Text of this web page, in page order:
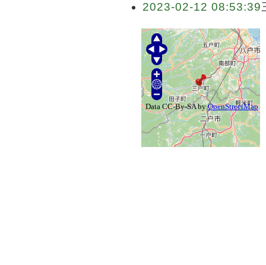
2023-02-12 08:53:39